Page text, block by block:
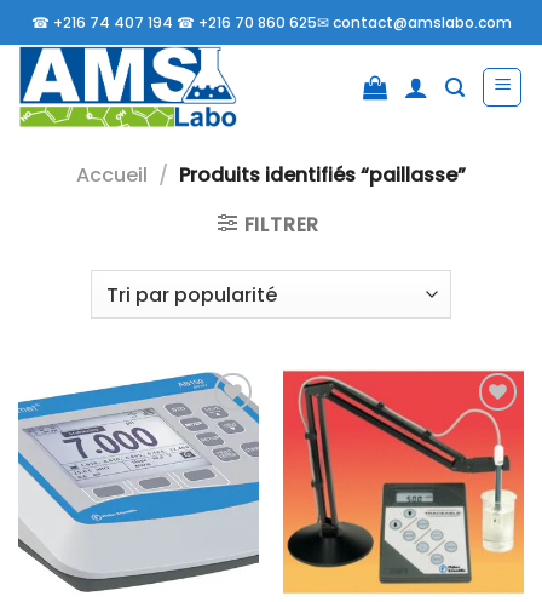
Passer
au
contenu
☎ +216 74 407 194 ☎ +216 70 860 625✉contact@amslabo.com
Accueil / Produits identifiés “paillasse”
FILTRER
Ajouter
à la liste
d’envies
Ajouter
à la liste
d’envies